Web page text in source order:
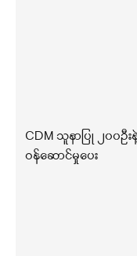
CDM သူနာပြု ၂၀၀ဦ
ဝန်ဆောင်မှုပေး